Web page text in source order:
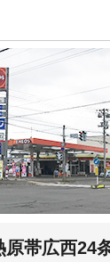
帯広西24